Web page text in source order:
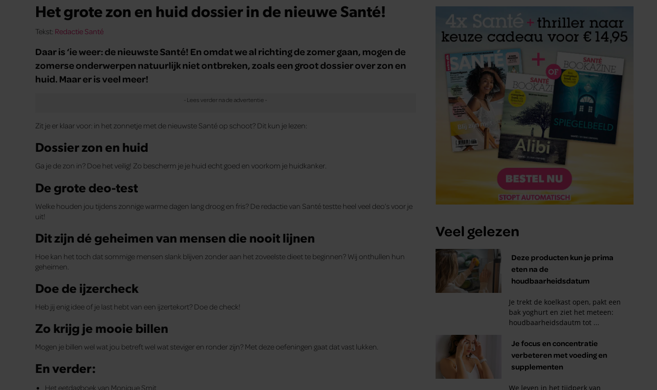
Het grote zon en huid dossier in de nieuwe Santé!
Tekst: Redactie Santé
Daar is ‘ie weer: de nieuwste Santé! En omdat we al richting de zomer gaan, mogen de
zomerse onderwerpen natuurlijk niet ontbreken, zoals een groot dossier over zon en
huid. Maar er is veel meer!
Zit je er klaar voor: in het zonnetje met de nieuwste Santé op schoot? Dit kun je lezen:
Dossier zon en huid
Ga je de zon in? Doe het veilig! Zo bescherm je je huid echt goed en voorkom je huidkanker.
De grote deo-test
Welke houden jou tijdens zonnige warme dagen lang droog en fris? De redactie van Santé testte heel veel deo’s voor je
uit!
Dit zijn dé geheimen van mensen die nooit lijnen
Hoe kan het toch dat sommige mensen slank blijven zonder aan het zoveelste dieet te beginnen? Wij onthullen hun
geheimen.
Doe de ijzercheck
Heb jij enig idee of je last hebt van een ijzertekort? Doe de check!
Zo krijg je mooie billen
Mogen je billen wel wat jou betreft wel wat steviger en ronder zijn? Met deze oefeningen gaat dat vast lukken.
En verder:
Het eetdagboek van Monique Smit